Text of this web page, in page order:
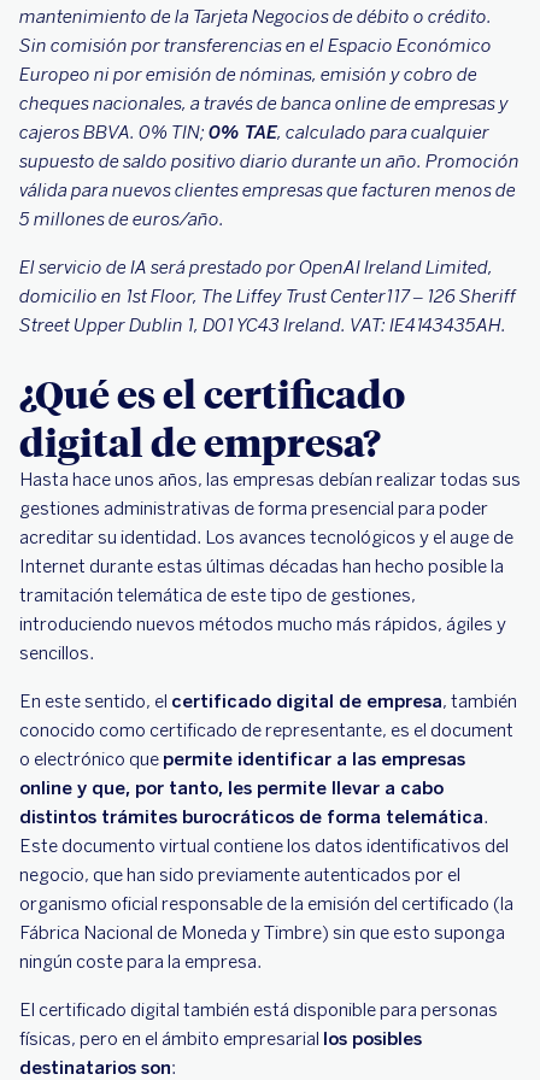
mantenimiento de la Tarjeta Negocios de débito o crédito.
Sin comisión por transferencias en el Espacio Económico
Europeo ni por emisión de nóminas, emisión y cobro de
cheques nacionales, a través de banca online de empresas y
cajeros BBVA. 0% TIN; 0% TAE, calculado para cualquier
supuesto de saldo positivo diario durante un año. Promoción
válida para nuevos clientes empresas que facturen menos de
5 millones de euros/año.
El servicio de IA será prestado por OpenAI Ireland Limited,
domicilio en 1st Floor, The Liffey Trust Center117 – 126 Sheriff
Street Upper Dublin 1, D01 YC43 Ireland. VAT: IE4143435AH.
¿Qué es el certificado
digital de empresa?
Hasta hace unos años, las empresas debían realizar todas sus
gestiones administrativas de forma presencial para poder
acreditar su identidad. Los avances tecnológicos y el auge de
Internet durante estas últimas décadas han hecho posible la
tramitación telemática de este tipo de gestiones,
introduciendo nuevos métodos mucho más rápidos, ágiles y
sencillos.
En este sentido, el certificado digital de empresa, también
conocido como certificado de representante, es el document
o electrónico que permite identificar a las empresas
online y que, por tanto, les permite llevar a cabo
distintos trámites burocráticos de forma telemática.
Este documento virtual contiene los datos identificativos del
negocio, que han sido previamente autenticados por el
organismo oficial responsable de la emisión del certificado (la
Fábrica Nacional de Moneda y Timbre) sin que esto suponga
ningún coste para la empresa.
El certificado digital también está disponible para personas
físicas, pero en el ámbito empresarial los posibles
destinatarios son: